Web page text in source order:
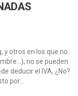
y otros en los que no
no se pueden
deducir el IVA, ¿No?
por...